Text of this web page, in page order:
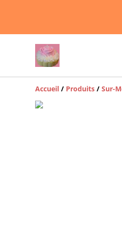
Accueil / Produits / Sur-